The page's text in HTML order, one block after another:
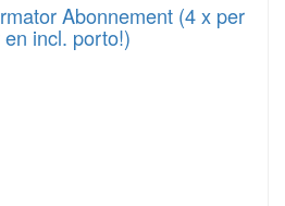
Abonnement (4 x per
en incl. porto!)